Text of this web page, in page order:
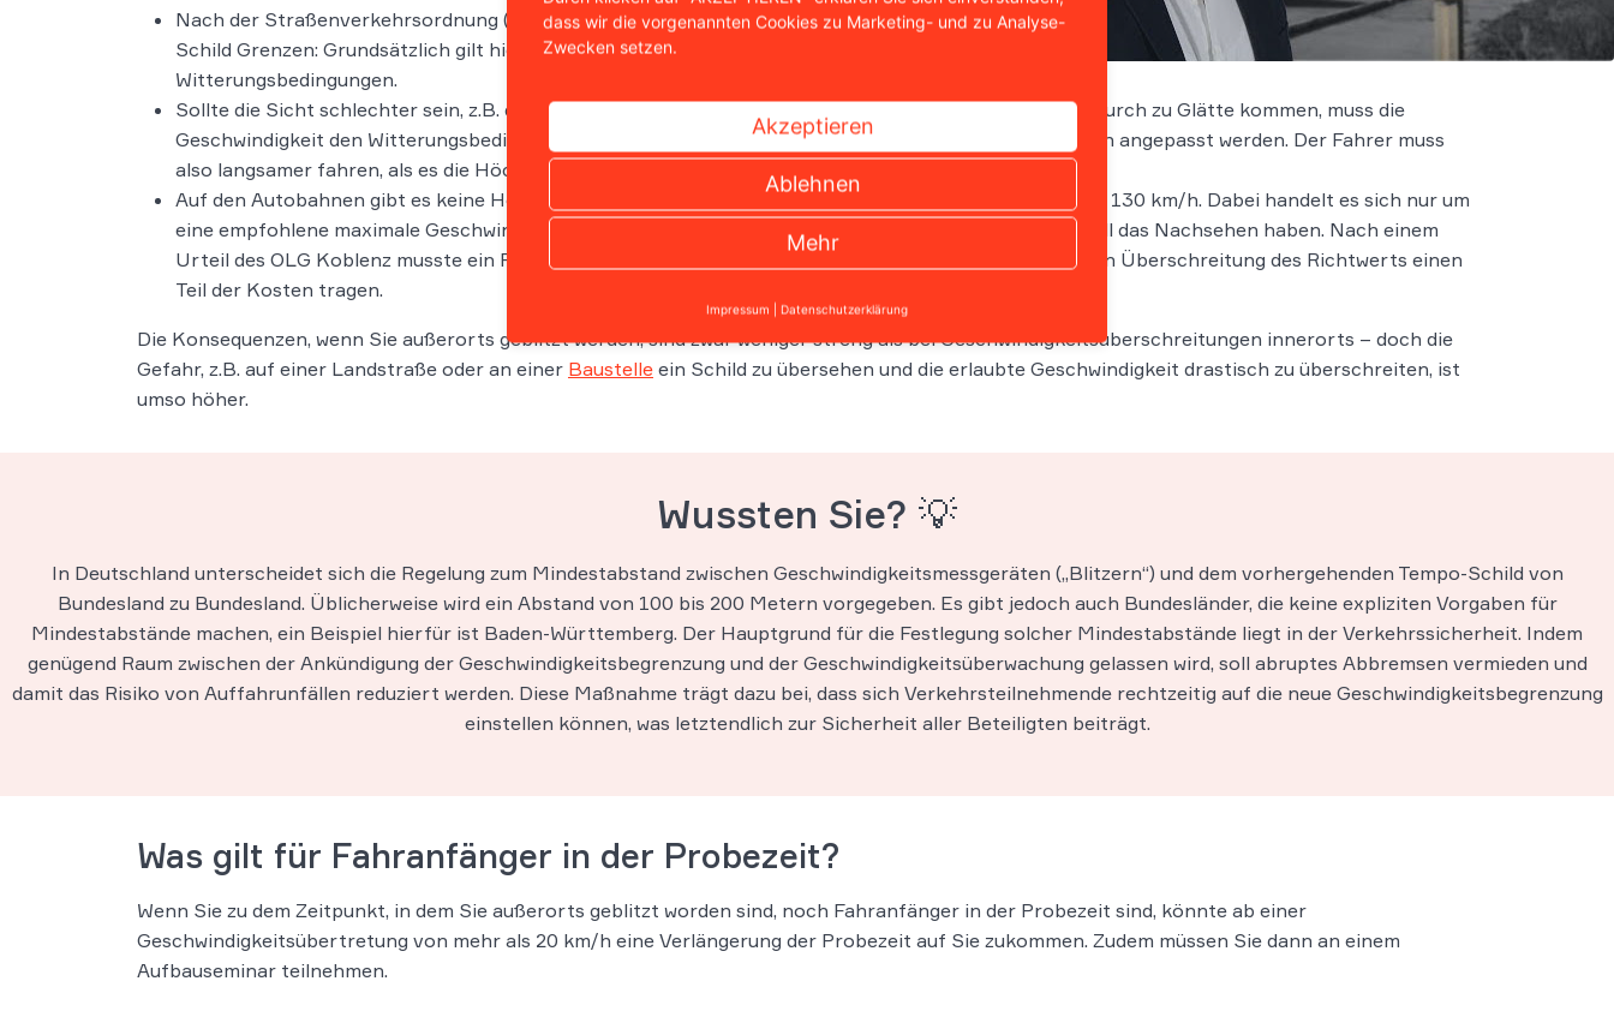
Nach der Straßenverkehrsordnung (StVO) gelten außerorts auf Landstraßen auch ohne
Schild Grenzen: Grundsätzlich gilt hier ein Tempolimit von 100 km/h, zumindest bei optimalen
Witterungsbedingungen.
Sollte die Sicht schlechter sein, z.B. durch Nebel, Schnee, Hagel oder starken Regen oder sollte es dadurch zu Glätte kommen, muss die
Geschwindigkeit den Witterungsbedingungen, den Fahrzeugeigenschaften und den eigenen Fähigkeiten angepasst werden. Der Fahrer muss
also langsamer fahren, als es die Höchstgeschwindigkeit normalerweise erlauben würde.
Auf den Autobahnen gibt es keine Höchstgeschwindigkeit, sondern nur eine Richtgeschwindigkeit von 130 km/h. Dabei handelt es sich nur um
eine empfohlene maximale Geschwindigkeit. Wer jedoch schneller fährt, kann bei einem Verkehrsunfall das Nachsehen haben. Nach einem
Urteil des OLG Koblenz musste ein Fahrer, der mit ca. 200 km/h unterwegs war, nur wegen der enormen Überschreitung des Richtwerts einen
Teil der Kosten tragen.
Die Konsequenzen, wenn Sie außerorts geblitzt werden, sind zwar weniger streng als bei Geschwindigkeitsüberschreitungen innerorts – doch die
Gefahr, z.B. auf einer Landstraße oder an einer Baustelle ein Schild zu übersehen und die erlaubte Geschwindigkeit drastisch zu überschreiten, ist
umso höher.
Wussten Sie? 💡
In Deutschland unterscheidet sich die Regelung zum Mindestabstand zwischen Geschwindigkeitsmessgeräten („Blitzern“) und dem vorhergehenden Tempo-Schild von
Bundesland zu Bundesland. Üblicherweise wird ein Abstand von 100 bis 200 Metern vorgegeben. Es gibt jedoch auch Bundesländer, die keine expliziten Vorgaben für
Mindestabstände machen, ein Beispiel hierfür ist Baden-Württemberg. Der Hauptgrund für die Festlegung solcher Mindestabstände liegt in der Verkehrssicherheit. Indem
genügend Raum zwischen der Ankündigung der Geschwindigkeitsbegrenzung und der Geschwindigkeitsüberwachung gelassen wird, soll abruptes Abbremsen vermieden und
damit das Risiko von Auffahrunfällen reduziert werden. Diese Maßnahme trägt dazu bei, dass sich Verkehrsteilnehmende rechtzeitig auf die neue Geschwindigkeitsbegrenzung
einstellen können, was letztendlich zur Sicherheit aller Beteiligten beiträgt.
Was gilt für Fahranfänger in der Probezeit?
Wenn Sie zu dem Zeitpunkt, in dem Sie außerorts geblitzt worden sind, noch Fahranfänger in der Probezeit sind, könnte ab einer
Geschwindigkeitsübertretung von mehr als 20 km/h eine Verlängerung der Probezeit auf Sie zukommen. Zudem müssen Sie dann an einem
Aufbauseminar teilnehmen.
dass wir die vorgenannten Cookies zu Marketing- und zu Analyse-
Zwecken setzen.
Akzeptieren
Ablehnen
Mehr
Impressum Datenschutzerklärung